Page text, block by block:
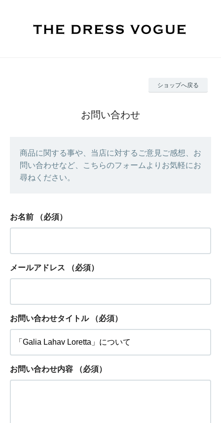
ショップへ戻る
お問い合わせ
商品に関する事や、当店に対するご意見ご感想、お
問い合わせなど、こちらのフォームよりお気軽にお
尋ねください。
お名前 （必須）
メールアドレス （必須）
お問い合わせタイトル （必須）
お問い合わせ内容 （必須）